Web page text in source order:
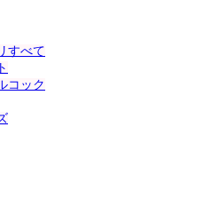
すべて
コック